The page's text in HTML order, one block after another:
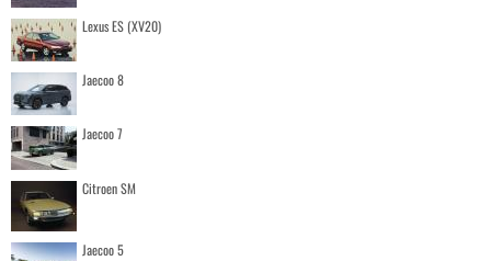
Lexus ES (XV20)
Jaecoo 8
Jaecoo 7
Citroen SM
Jaecoo 5